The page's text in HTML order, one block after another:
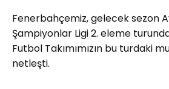
Fenerbahçemiz, gelecek sezon
Şampiyonlar Ligi 2. eleme
Futbol Takımımızın bu turdaki
netleşti.